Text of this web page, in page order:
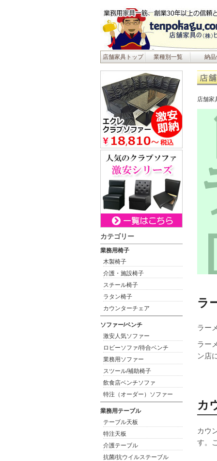
店舗家具トップ 業種別一覧 納品
店舗家
ラ
ラー
ラー
ン店
カ
カウ
す。
カテゴリー
業務用椅子
木製椅子
介護・施設椅子
スチール椅子
ラタン椅子
カウンターチェア
ソファー/ベンチ
激安人気ソファー
ロビーソファ/待合ベンチ
業務用ソファー
スツール/補助椅子
飲食店ベンチソファ
特注（オーダー）ソファー
業務用テーブル
テーブル天板
特注天板
介護テーブル
抗菌/抗ウイルステーブル